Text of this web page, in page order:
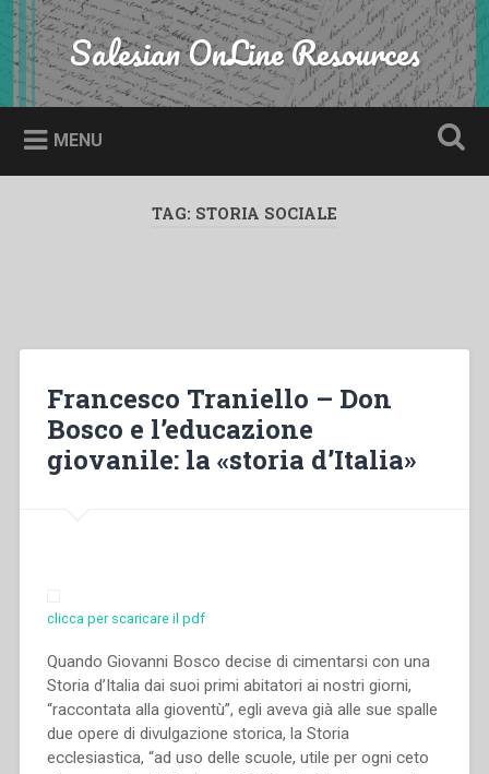
Skip
to
content
Search Salesian OnLine Resources
MENU
TAG: STORIA SOCIALE
Francesco Traniello – Don
Bosco e l’educazione
giovanile: la «storia d’Italia»
clicca per scaricare il pdf
Quando Giovanni Bosco decise di cimentarsi con una
Storia d’Italia dai suoi primi abitatori ai nostri giorni,
“raccontata alla gioventù”, egli aveva già alle sue spalle
due opere di divulgazione storica, la Storia
ecclesiastica, “ad uso delle scuole, utile per ogni ceto